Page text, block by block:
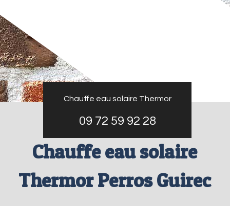
Chauffe eau solaire Thermor
09 72 59 92 28
Chauffe eau solaire
Thermor Perros Guirec